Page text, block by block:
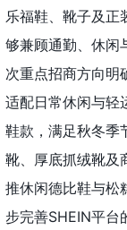
乐福鞋、靴子及正
够兼顾通勤、休闲
次重点招商方向明
适配日常休闲与轻
鞋款，满足秋冬季
靴、厚底抓绒靴及
推休闲德比鞋与松
步完善SHEIN平台